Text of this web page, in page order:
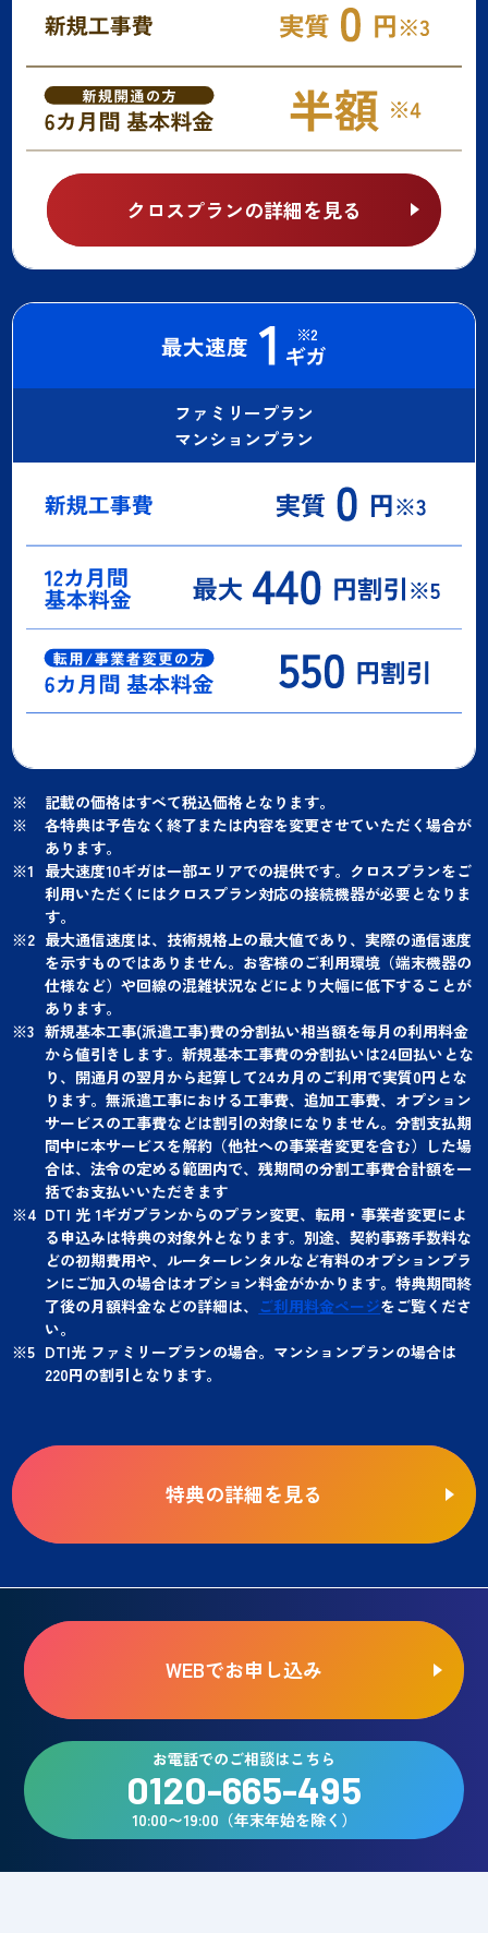
クロスプランの詳細を見る
ファミリープラン
マンションプラン
記載の価格はすべて税込価格となります。
各特典は予告なく終了または内容を変更させていただく場合が
あります。
最大速度10ギガは一部エリアでの提供です。クロスプランをご
利用いただくにはクロスプラン対応の接続機器が必要となりま
す。
最大通信速度は、技術規格上の最大値であり、実際の通信速度
を示すものではありません。お客様のご利用環境（端末機器の
仕様など）や回線の混雑状況などにより大幅に低下することが
あります。
新規基本工事(派遣工事)費の分割払い相当額を毎月の利用料金
から値引きします。新規基本工事費の分割払いは24回払いとな
り、開通月の翌月から起算して24カ月のご利用で実質0円とな
ります。無派遣工事における工事費、追加工事費、オプション
サービスの工事費などは割引の対象になりません。分割支払期
間中に本サービスを解約（他社への事業者変更を含む）した場
合は、法令の定める範囲内で、残期間の分割工事費合計額を一
括でお支払いいただきます
DTI 光 1ギガプランからのプラン変更、転用・事業者変更によ
る申込みは特典の対象外となります。別途、契約事務手数料な
どの初期費用や、ルーターレンタルなど有料のオプションプラ
ンにご加入の場合はオプション料金がかかります。特典期間終
了後の月額料金などの詳細は、 ご利用料金ページをご覧くださ
い。
DTI光 ファミリープランの場合。マンションプランの場合は
220円の割引となります。
特典の詳細を見る
WEBでお申し込み
お電話でのご相談はこちら
0120-665-495
10:00〜19:00（年末年始を除く）